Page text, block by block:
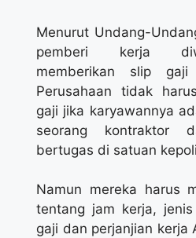
Menurut Undang-
pemberi kerja
memberikan slip gaji
Perusahaan tidak
gaji jika karyawannya
seorang kontraktor
bertugas di satuan
Namun mereka harus
tentang jam kerja,
gaji dan perjanjian kerja